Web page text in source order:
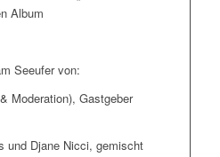
Album
Seeufer von:
Moderation), Gastgeber
und Djane Nicci, gemischt